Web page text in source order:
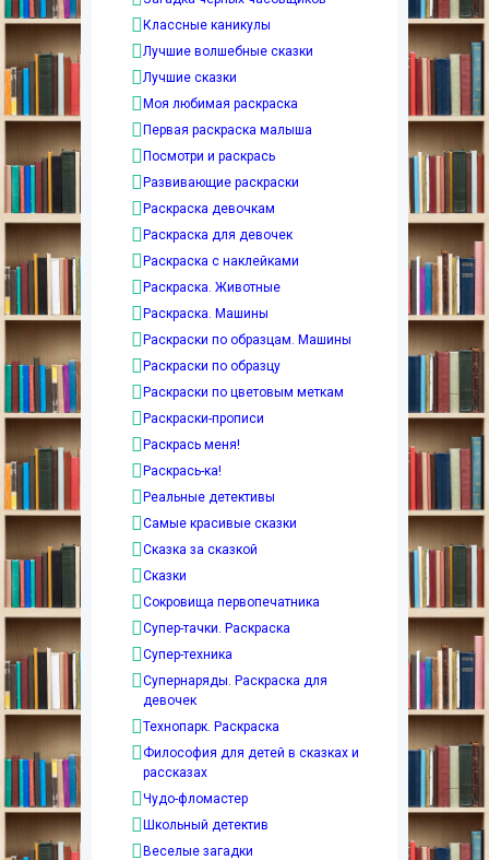
Классные каникулы
Лучшие волшебные сказки
Лучшие сказки
Моя любимая раскраска
Первая раскраска малыша
Посмотри и раскрась
Развивающие раскраски
Раскраска девочкам
Раскраска для девочек
Раскраска с наклейками
Раскраска. Животные
Раскраска. Машины
Раскраски по образцам. Машины
Раскраски по образцу
Раскраски по цветовым меткам
Раскраски-прописи
Раскрась меня!
Раскрась-ка!
Реальные детективы
Самые красивые сказки
Сказка за сказкой
Сказки
Сокровища первопечатника
Супер-тачки. Раскраска
Супер-техника
Супернаряды. Раскраска для
девочек
Технопарк. Раскраска
Философия для детей в сказках и
рассказах
Чудо-фломастер
Школьный детектив
Веселые загадки